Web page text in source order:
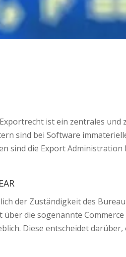
ist ein zentrales
sind bei Software
sind die Export
der Zuständigkeit des
die sogenannte
Diese entscheidet